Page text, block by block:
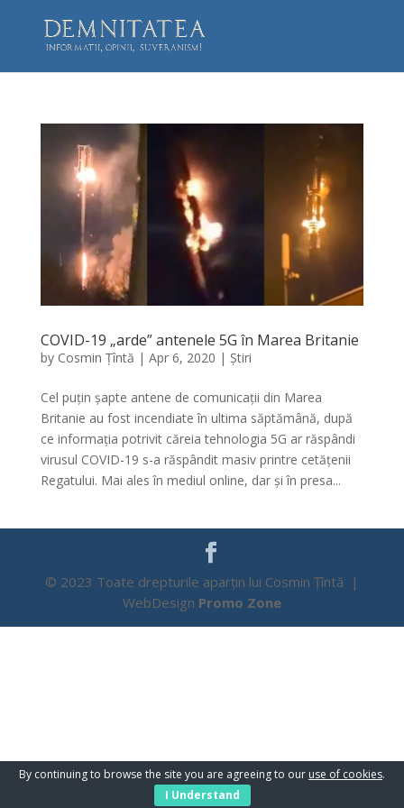
COVID-19 „arde” antenele 5G în Marea Britanie
by Cosmin Țîntă | Apr 6, 2020 | Știri
Cel puțin șapte antene de comunicații din Marea
Britanie au fost incendiate în ultima săptămână, după
ce informația potrivit căreia tehnologia 5G ar răspândi
virusul COVID-19 s-a răspândit masiv printre cetățenii
Regatului. Mai ales în mediul online, dar și în presa...
© 2023 Toate drepturile aparțin lui Cosmin Țîntă |
WebDesign Promo Zone
By continuing to browse the site you are agreeing to our use of cookies.
I Understand